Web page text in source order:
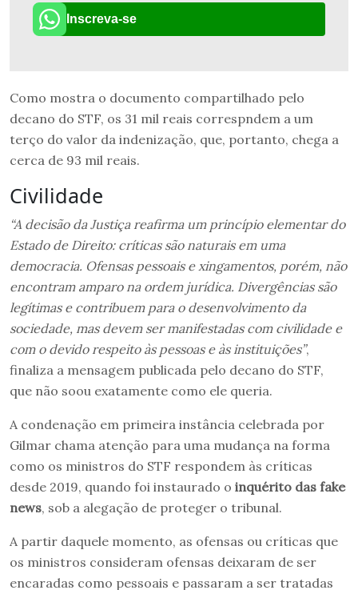
Inscreva-se
Como mostra o documento compartilhado pelo
decano do STF, os 31 mil reais correspndem a um
terço do valor da indenização, que, portanto, chega a
cerca de 93 mil reais.
Civilidade
“A decisão da Justiça reafirma um princípio elementar do
Estado de Direito: críticas são naturais em uma
democracia. Ofensas pessoais e xingamentos, porém, não
encontram amparo na ordem jurídica. Divergências são
legítimas e contribuem para o desenvolvimento da
sociedade, mas devem ser manifestadas com civilidade e
com o devido respeito às pessoas e às instituições”,
finaliza a mensagem publicada pelo decano do STF,
que não soou exatamente como ele queria.
A condenação em primeira instância celebrada por
Gilmar chama atenção para uma mudança na forma
como os ministros do STF respondem às críticas
desde 2019, quando foi instaurado o inquérito das fake
news, sob a alegação de proteger o tribunal.
A partir daquele momento, as ofensas ou críticas que
os ministros consideram ofensas deixaram de ser
encaradas como pessoais e passaram a ser tratadas